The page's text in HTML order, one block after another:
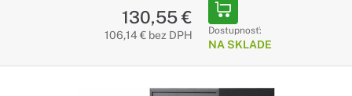
130,55 €
106,14 € bez DPH Dostupnosť:
NA SKLADE